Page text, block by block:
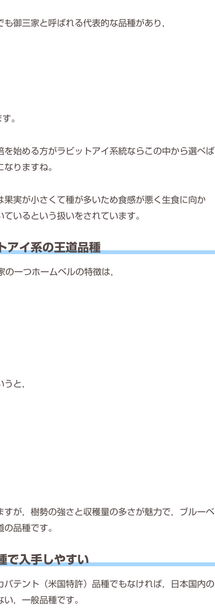
御三家と呼ばれる代表的な品種があり，
。
を始める方がラビットアイ系統ならこの中から選べば
りますね。
果実が小さくて種が多いため食感が悪く生食に向か
いるという扱いをされています。
アイ系の王道品種
一つホームベルの特徴は，
と，
すが，樹勢の強さと収穫量の多さが魅力で，ブルーベ
品種です。
で入手しやすい
パテント（米国特許）品種でもなければ，日本国内の
，一般品種です。